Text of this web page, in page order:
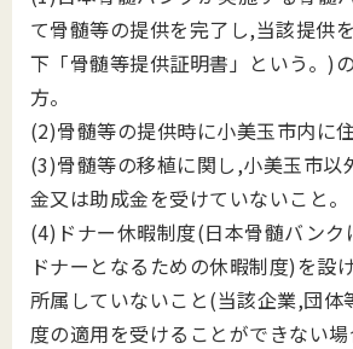
て骨髄等の提供を完了し,当該提供
下「骨髄等提供証明書」という。)
方。
(2)骨髄等の提供時に小美玉市内に
(3)骨髄等の移植に関し,小美玉市以
金又は助成金を受けていないこと。
(4)ドナー休暇制度(日本骨髄バンク
ドナーとなるための休暇制度)を設
所属していないこと(当該企業,団体
度の適用を受けることができない場